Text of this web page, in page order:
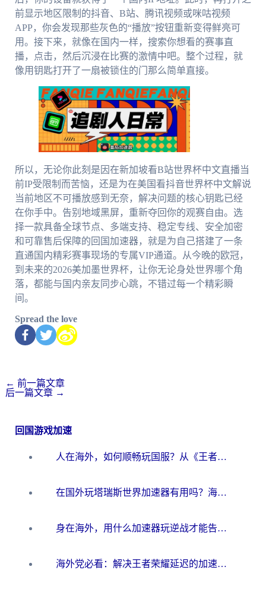
前显示地区限制的抖音、B站、腾讯视频或咪咕视频
APP，你会发现那些灰色的“播放”按钮重新变得鲜亮可
用。接下来，就像在国内一样，搜索你想看的赛事直
播，点击，然后沉浸在比赛的激情中吧。整个过程，就
像用钥匙打开了一扇被锁住的门那么简单直接。
所以，无论你此刻是因在新加坡看B站世界杯中文直播当
前IP受限制而苦恼，还是为在美国看抖音世界杯中文解说
当前地区不可播放感到无奈，解决问题的核心钥匙已经
在你手中。告别地域黑屏，重新夺回你的观赛自由。选
择一款具备全球节点、多端支持、稳定专线、安全加密
和可靠售后保障的回国加速器，就是为自己搭建了一条
直通国内精彩赛事现场的专属VIP通道。从今晚的欧冠，
到未来的2026美加墨世界杯，让你无论身处世界哪个角
落，都能与国内亲友同步心跳，不错过每一个精彩瞬
间。
Spread the love
← 前一篇文章
后一篇文章 →
回国游戏加速
人在海外，如何顺畅玩国服？从《王者荣耀》到《云图计划》的加速器终极指南
在国外玩塔瑞斯世界加速器有用吗？海外玩家亲测后的真实答案
身在海外，用什么加速器玩逆战才能告别延迟？
海外党必看：解决王者荣耀延迟的加速器终极指南——从EVE到猫和老鼠，一个工具全搞定